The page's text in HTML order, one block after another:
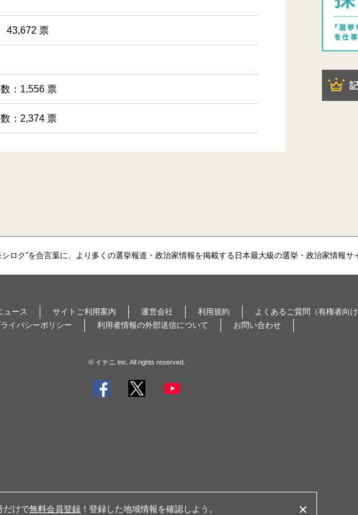
43,672 票
：1,556 票
：2,374 票
ロク”を合言葉に、より多くの選挙報道・政治家情報を掲載する日本最大級の選挙・政治家情報サ
ュース サイトご利用案内 運営会社 利用規約
よくあるご質問（有権者向け
イバシーポリシー
利用者情報の外部送信について お問い合わせ
© イチニ Inc. All rights reserved.
だけで無料会員登録 ！登録した地域情報を確認しよう。